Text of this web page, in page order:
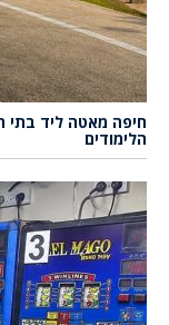
חיפה מאטה ליד
הלימודים